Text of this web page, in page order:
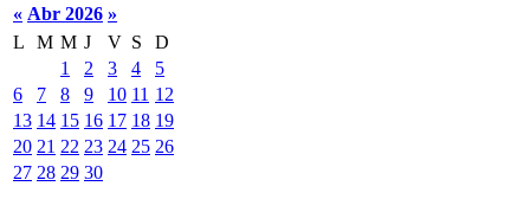
« Abr 2026 »
L
M M J V S
D
1
2 3 4
5
6
7 8 9 10 11 12
13 14 15 16 17 18 19
20 21 22 23 24 25 26
27 28 29 30